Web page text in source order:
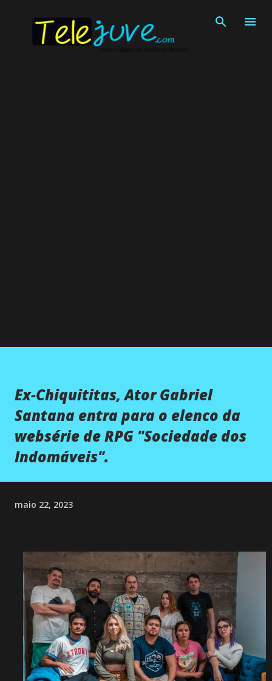
Ex-Chiquititas, Ator Gabriel
Santana entra para o elenco da
websérie de RPG "Sociedade dos
Indomáveis".
maio 22, 2023